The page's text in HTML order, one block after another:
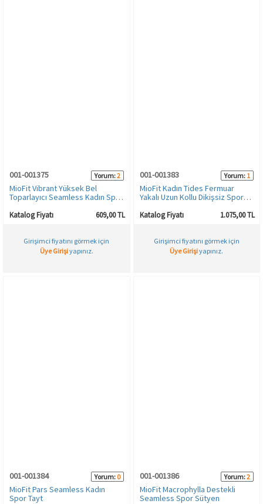
001-001375 Yorum:2
MioFit Vibrant Yüksek Bel
Toparlayıcı Seamless Kadın Spor
Katalog Fiyatı 609,00 TL
Girişimci fiyatını görmek için
Üye Girişiyapınız.
001-001383 Yorum: 1
MioFit Kadın Tides Fermuar
Yakalı Uzun Kollu Dikişsiz Spor
Katalog Fiyatı 1.075,00 TL
Girişimci fiyatını görmek için
Üye Girişiyapınız.
001-001384 Yorum: 0
MioFit Pars Seamless Kadın
Spor Tayt
001-001386 Yorum:2
MioFit Macrophylla Destekli
Seamless Spor Sütyen